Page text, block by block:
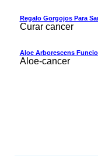
Regalo Gorgojos Para
Curar cancer
Aloe Arborescens
Aloe-cancer